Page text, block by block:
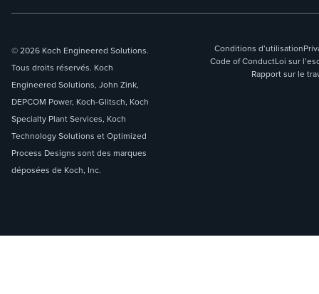
© 2026 Koch Engineered Solutions.
Tous droits réservés. Koch
Engineered Solutions, John Zink,
DEPCOM Power, Koch-Glitsch, Koch
Specialty Plant Services, Koch
Technology Solutions et Optimized
Process Designs sont des marques
déposées de Koch, Inc.
Conditions d’utilisation
Code of ConductLoi sur
Rapport sur le